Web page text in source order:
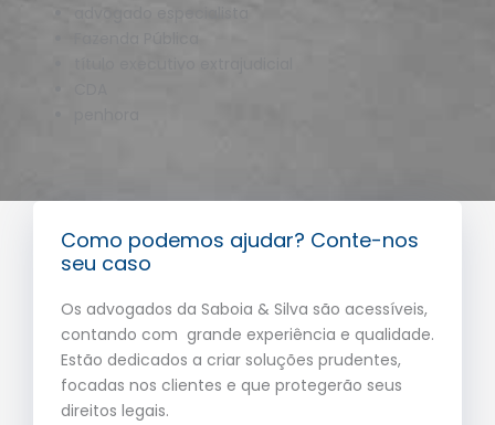
Como podemos ajudar? Conte-nos
seu caso
Os advogados da Saboia & Silva são acessíveis,
contando com grande experiência e qualidade.
Estão dedicados a criar soluções prudentes,
focadas nos clientes e que protegerão seus
direitos legais.